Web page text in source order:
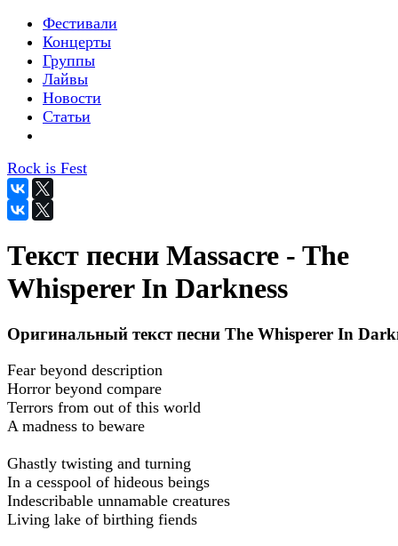
Фестивали
Концерты
Группы
Лайвы
Новости
Статьи
Rock is Fest
Текст песни Massacre - The
Whisperer In Darkness
Оригинальный текст песни The Whisperer In
Fear beyond description
Horror beyond compare
Terrors from out of this world
A madness to beware
Ghastly twisting and turning
In a cesspool of hideous beings
Indescribable unnamable creatures
Living lake of birthing fiends